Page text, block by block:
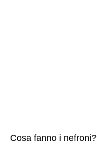
Cosa fanno i nefroni?